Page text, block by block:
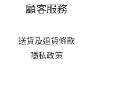
顧客服務
送貨及退貨條款
隱私政策